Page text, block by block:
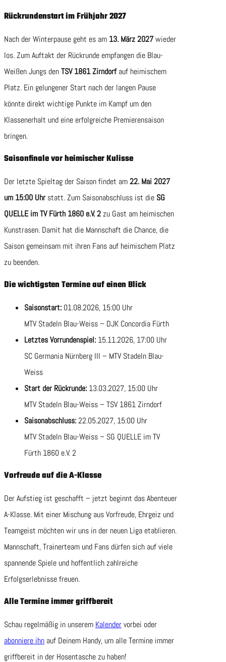
Rückrundenstart im Frühjahr 2027
Nach der Winterpause geht es am 13. März 2027wieder
los. Zum Auftakt der Rückrunde empfangen die Blau-
Weißen Jungs denTSV 1861 Zirndorfauf heimischem
Platz. Ein gelungener Start nach der langen Pause
könnte direkt wichtige Punkte im Kampf um den
Klassenerhalt und eine erfolgreiche Premierensaison
bringen.
Saisonfinale vor heimischer Kulisse
Der letzte Spieltag der Saison findet am22. Mai 2027
um 15:00 Uhr statt. Zum Saisonabschluss ist die SG
QUELLE im TV Fürth 1860 e.V. 2zu Gast am heimischen
Kunstrasen. Damit hat die Mannschaft die Chance, die
Saison gemeinsam mit ihren Fans auf heimischem Platz
zu beenden.
Die wichtigsten Termine auf einen Blick
Saisonstart: 01.08.2026, 15:00 Uhr
MTV Stadeln Blau-Weiss – DJK Concordia Fürth
Letztes Vorrundenspiel: 15.11.2026, 17:00 Uhr
SC Germania Nürnberg III – MTV Stadeln Blau-
Weiss
Start der Rückrunde: 13.03.2027, 15:00 Uhr
MTV Stadeln Blau-Weiss – TSV 1861 Zirndorf
Saisonabschluss:22.05.2027, 15:00 Uhr
MTV Stadeln Blau-Weiss – SG QUELLE im TV
Fürth 1860 e.V. 2
Vorfreude auf die A-Klasse
Der Aufstieg ist geschafft – jetzt beginnt das Abenteuer
A-Klasse. Mit einer Mischung aus Vorfreude, Ehrgeiz und
Teamgeist möchten wir uns in der neuen Liga etablieren.
Mannschaft, Trainerteam und Fans dürfen sich auf viele
spannende Spiele und hoffentlich zahlreiche
Erfolgserlebnisse freuen.
Alle Termine immer griffbereit
Schau regelmäßig in unserem Kalendervorbei oder
abonniere ihn auf Deinem Handy, um alle Termine immer
griffbereit in der Hosentasche zu haben!